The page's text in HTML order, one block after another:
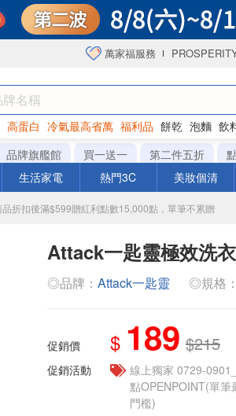
萬家福服務
高蛋白 冷氣最高省萬 福利品 餅乾 泡麵 飲
品牌旗艦館 買一送一 第二件五折
生活家電 熱門3C 美妝個清
折扣後滿$599贈紅利點數15,000點，單筆不累贈
Attack一匙靈極效洗
◎品牌： Attack一匙靈 ◎規格
促銷價 $ 189 $215
促銷活動
線上獨家 0729-
點OPENPOINT(單
門檻)